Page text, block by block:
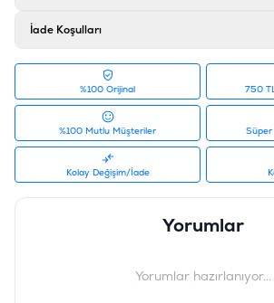
İade Koşulları
%100 Orijinal 750
%100 Mutlu Müşteriler Süper
Kolay Değişim/İade
Yorumlar
Yorumlar hazırlanıyor...